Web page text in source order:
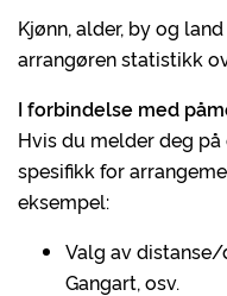
Kjønn, alder, by og
arrangøren statistikk
I forbindelse med
Hvis du melder deg
spesifikk for
eksempel:
Valg av distanse/
Gangart, osv.